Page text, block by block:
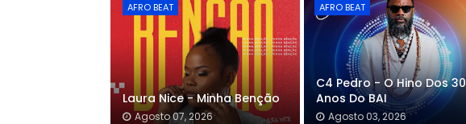
AFRO BEAT
Laura Nice - Minha Benção
Agosto 07, 2026
AFRO BEAT
C4 Pedro - O Hino Dos 30
Anos Do BAI
Agosto 03, 2026